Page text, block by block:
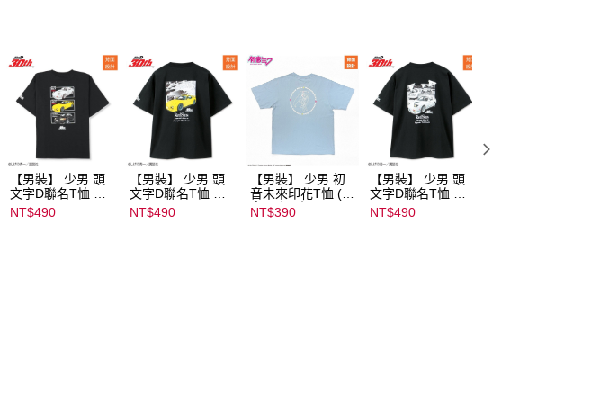
【男裝】 少男 頭
文字D聯名T恤 ｜
07102B01232000
15437
NT$490
【男裝】 少男 頭
文字D聯名T恤 ｜
07102B01232000
15434
NT$490
【男裝】 少男 初
音未來印花T恤 (初
音ミク) ｜
08022B01232000
NT$390
【男裝】 少男 頭
文字D聯名T恤 ｜
07102B01232000
15433
NT$490